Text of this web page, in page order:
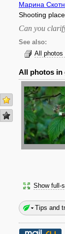
Марина
Shooting
Can you
See also:
All photos
All photos in
Show full-
Tips and